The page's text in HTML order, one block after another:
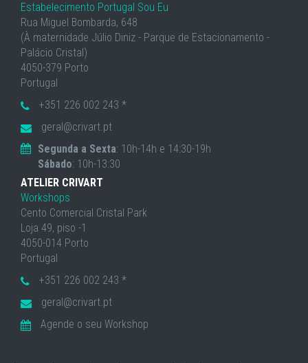
Estabelecimento Portugal Sou Eu
Rua Miguel Bombarda, 648
(À maternidade Júlio Diniz - Parque de Estacionamento -
Palácio Cristal)
4050-379 Porto
Portugal
+351 226 002 243 *
geral@crivart.pt
Segunda a Sexta: 10h-14h e 14:30-19h
Sábado: 10h-13:30
ATELIER CRIVART
Workshops
Cento Comercial Cristal Park
Loja 49, piso -1
4050-014 Porto
Portugal
+351 226 002 243 *
geral@crivart.pt
Agende o seu Workshop